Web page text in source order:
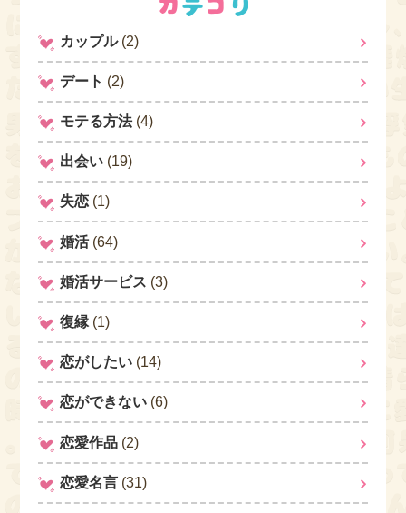
カップル(2)
デート (2)
モテる方法(4)
出会い (19)
失恋 (1)
婚活(64)
婚活サービス (3)
復縁 (1)
恋がしたい (14)
恋ができない (6)
恋愛作品 (2)
恋愛名言 (31)